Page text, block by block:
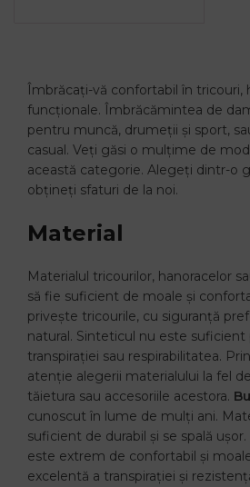
Îmbrăcați-vă confortabil în tricouri,
funcționale. Îmbrăcămintea de
pentru muncă, drumeții și sport,
casual. Veți găsi o mulțime de
această categorie. Alegeți dintr-o
obțineți sfaturi de la noi.
Material
Materialul tricourilor, hanoracelor
să fie suficient de moale și
privește tricourile, cu siguranță
natural. Sinteticul nu este
transpirației sau respirabilitatea.
atenție alegerii materialului la fel
tăietura sau accesoriile acestora.
cunoscut în lume de mulți ani.
suficient de durabil și se spală
este extrem de confortabil și
excelentă a transpirației și